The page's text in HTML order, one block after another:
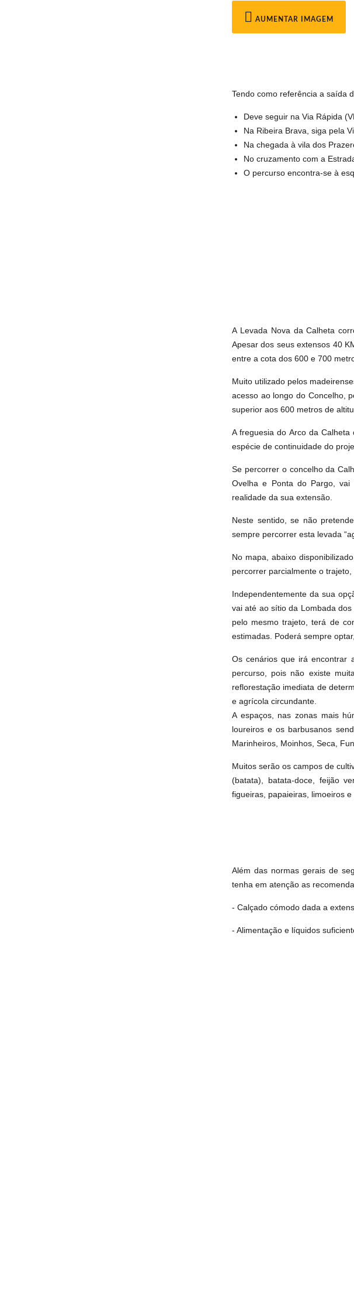
AUMENTAR IMAGEM
Tendo como referência a saída
Deve seguir na Via Rápida
Na Ribeira Brava, siga pela
Na chegada à vila dos
No cruzamento com a
O percurso encontra-se à
A Levada Nova da Calheta
Apesar dos seus extensos 40
entre a cota dos 600 e 700
Muito utilizado pelos
acesso ao longo do Concelho,
superior aos 600 metros de
A freguesia do Arco da
espécie de continuidade do
Se percorrer o concelho da
Ovelha e Ponta do Pargo, vai
realidade da sua extensão.
Neste sentido, se não
sempre percorrer esta levada
No mapa, abaixo
percorrer parcialmente o
Independentemente da sua
vai até ao sítio da Lombada
pelo mesmo trajeto, terá de
estimadas. Poderá sempre
Os cenários que irá encontrar
percurso, pois não existe
reflorestação imediata de
e agrícola circundante.
A espaços, nas zonas mais
loureiros e os barbusanos
Marinheiros, Moinhos, Seca,
Muitos serão os campos de
(batata), batata-doce, feijão
figueiras, papaieiras, limoeiros e
Além das normas gerais de
tenha em atenção as
- Calçado cómodo dada a
- Alimentação e líquidos